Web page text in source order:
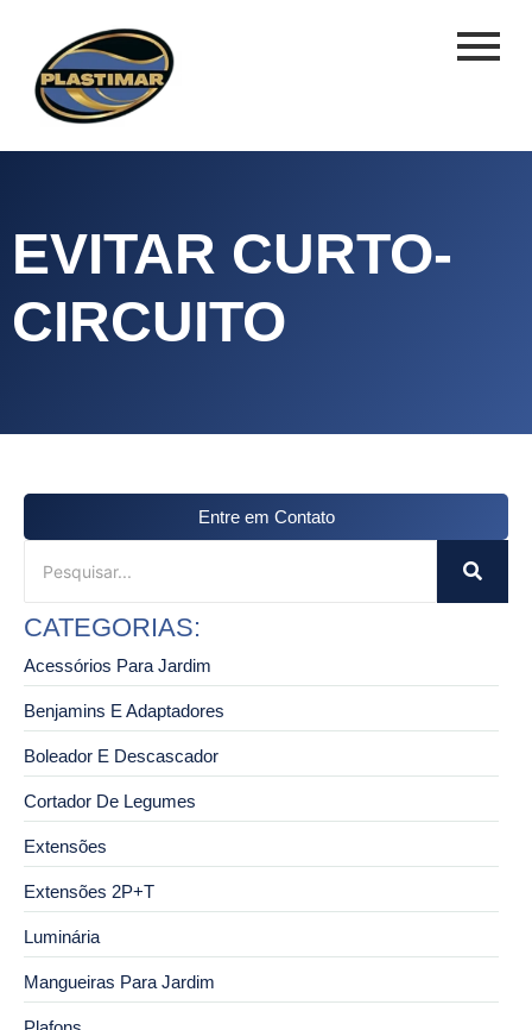
EVITAR CURTO-
CIRCUITO
Entre em Contato
CATEGORIAS:
Acessórios Para Jardim
Benjamins E Adaptadores
Boleador E Descascador
Cortador De Legumes
Extensões
Extensões 2P+T
Luminária
Mangueiras Para Jardim